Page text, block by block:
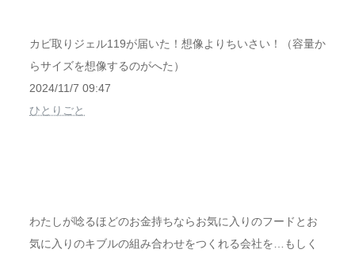
カビ取りジェル119が届いた！想像よりちいさい！（容量か
らサイズを想像するのがへた）
2024/11/7 09:47
ひとりごと
わたしが唸るほどのお金持ちならお気に入りのフードとお
気に入りのキブルの組み合わせをつくれる会社を…もしく